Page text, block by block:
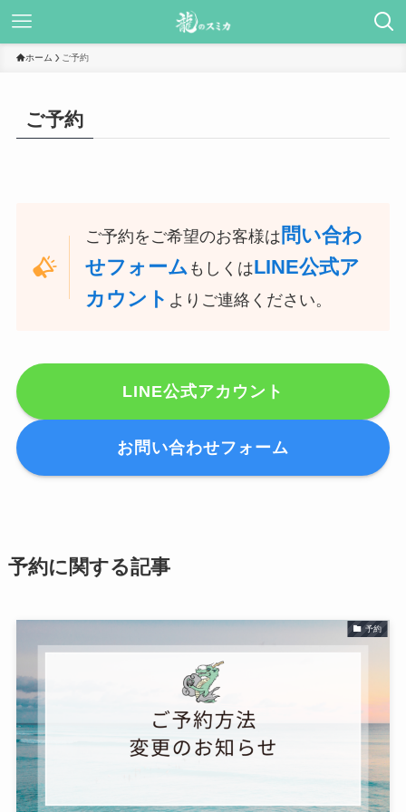
ホーム ご予約
ご予約
ご予約をご希望のお客様は 問い合わ
せフォーム もしくはLINE公式ア
カウント よりご連絡ください。
LINE公式アカウント
お問い合わせフォーム
予約に関する記事
予約